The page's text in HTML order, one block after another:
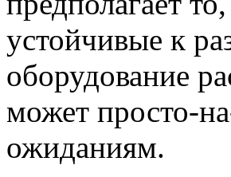
устойчивые к
оборудование
может просто-
ожиданиям.